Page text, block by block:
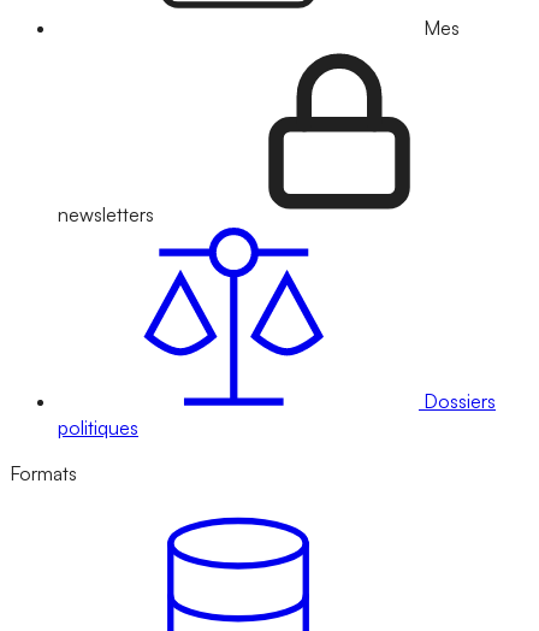
Mes
newsletters
Dossiers
politiques
Formats